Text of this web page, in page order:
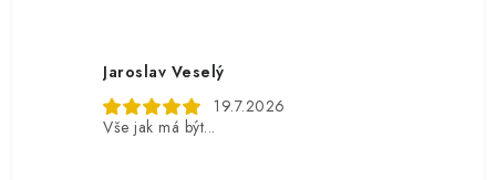
Jaroslav Veselý
19.7.2026
Vše jak má být...